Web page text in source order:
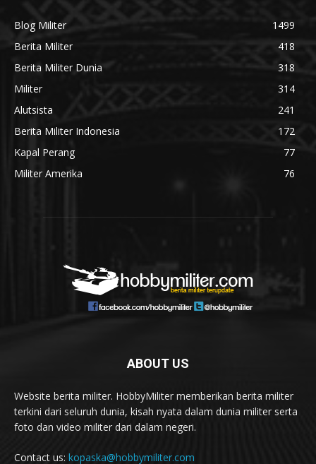
Blog Militer
1499
Berita Militer
418
Berita Militer Dunia
318
Militer
314
Alutsista
241
Berita Militer Indonesia
172
Kapal Perang
77
Militer Amerika
76
ABOUT US
Website berita militer. HobbyMiliter memberikan berita militer
terkini dari seluruh dunia, kisah nyata dalam dunia militer serta
foto dan video militer dari dalam negeri.
Contact us: kopaska@hobbymiliter.com